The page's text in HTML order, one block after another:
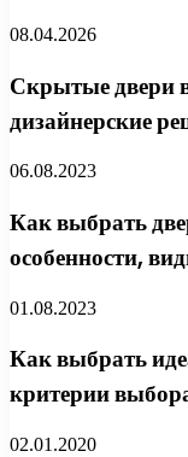
08.04.2026
Скрытые двери
дизайнерские
06.08.2023
Как выбрать
особенности,
01.08.2023
Как выбрать
критерии
02.01.2020